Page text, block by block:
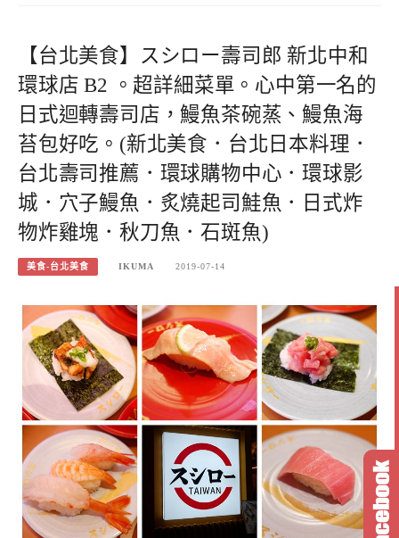
【台北美食】スシロー壽司郎 新北中和
環球店 B2 。超詳細菜單。心中第一名的
日式迴轉壽司店，鰻魚茶碗蒸、鰻魚海
苔包好吃。(新北美食．台北日本料理．
台北壽司推薦．環球購物中心．環球影
城．穴子鰻魚．炙燒起司鮭魚．日式炸
物炸雞塊．秋刀魚．石斑魚)
美食-台北美食 IKUMA 2019-07-14